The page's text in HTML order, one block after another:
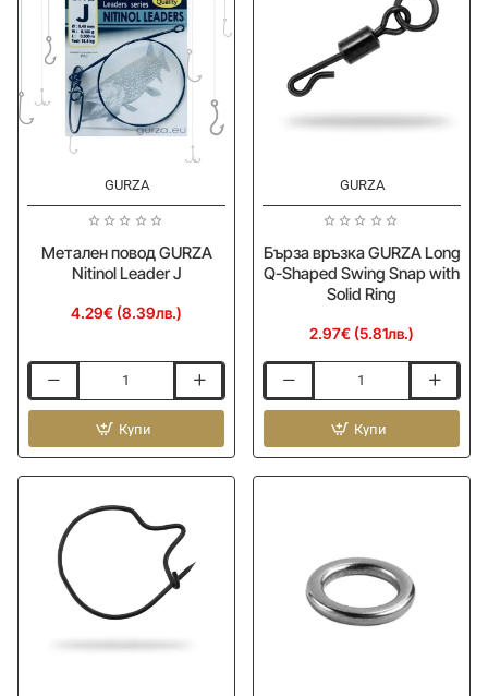
GURZA
Метален повод GURZA
Nitinol Leader J
4.29€ (8.39лв.)
повод
Nitinol
Leader
Купи
GURZA
Бърза връзка GURZA Long
Q-Shaped Swing Snap with
Solid Ring
2.97€ (5.81лв.)
връзка
Long
Q-
Купи